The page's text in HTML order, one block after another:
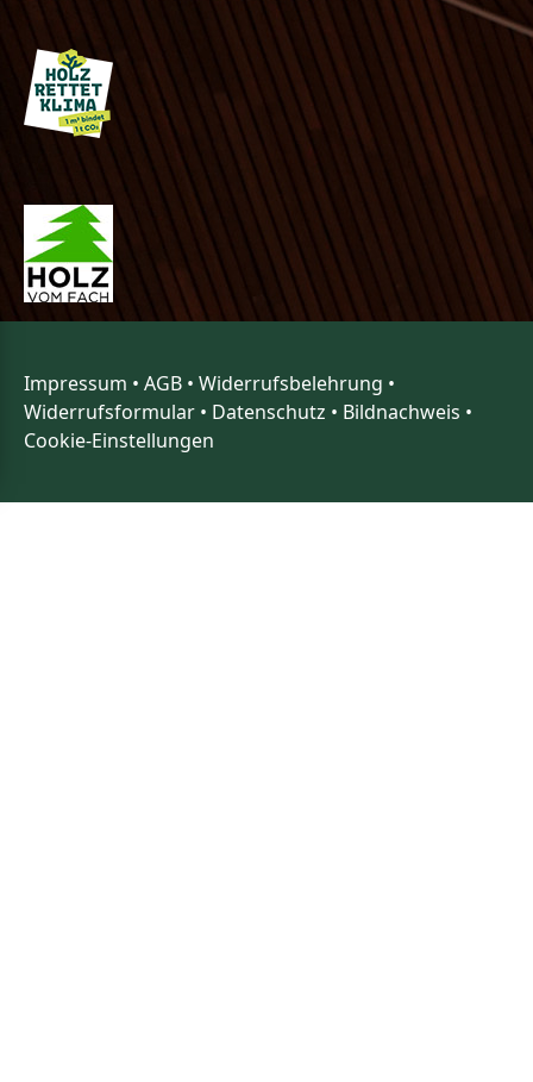
Impressum • AGB • Widerrufsbelehrung •
Widerrufsformular • Datenschutz • Bildnachweis •
Cookie-Einstellungen